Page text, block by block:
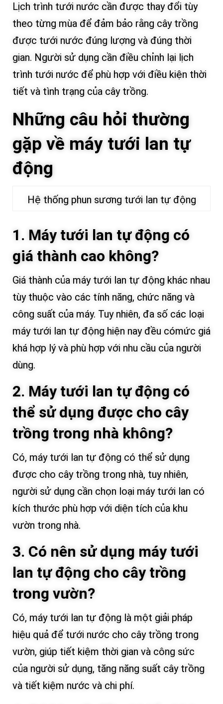
Lịch trình tưới nước cần được thay đổi tùy
theo từng mùa để đảm bảo rằng cây trồng
được tưới nước đúng lượng và đúng thời
gian. Người sử dụng cần điều chỉnh lại lịch
trình tưới nước để phù hợp với điều kiện thời
tiết và tình trạng của cây trồng.
Những câu hỏi thường
gặp về máy tưới lan tự
động
Hệ thống phun sương tưới lan tự động
1. Máy tưới lan tự động có
giá thành cao không?
Giá thành của máy tưới lan tự động khác nhau
tùy thuộc vào các tính năng, chức năng và
công suất của máy. Tuy nhiên, đa số các loại
máy tưới lan tự động hiện nay đều cómức giá
khá hợp lý và phù hợp với nhu cầu của người
dùng.
2. Máy tưới lan tự động có
thể sử dụng được cho cây
trồng trong nhà không?
Có, máy tưới lan tự động có thể sử dụng
được cho cây trồng trong nhà, tuy nhiên,
người sử dụng cần chọn loại máy tưới lan có
kích thước phù hợp với diện tích của khu
vườn trong nhà.
3. Có nên sử dụng máy tưới
lan tự động cho cây trồng
trong vườn?
Có, máy tưới lan tự động là một giải pháp
hiệu quả để tưới nước cho cây trồng trong
vườn, giúp tiết kiệm thời gian và công sức
của người sử dụng, tăng năng suất cây trồng
và tiết kiệm nước và chi phí.